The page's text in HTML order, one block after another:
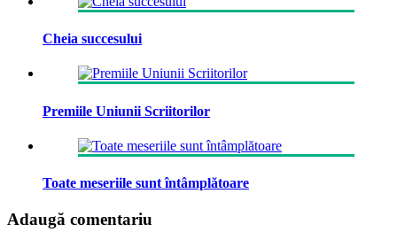
Cheia succesului
Premiile Uniunii Scriitorilor
Toate meseriile sunt întâmplătoare
Adaugă comentariu